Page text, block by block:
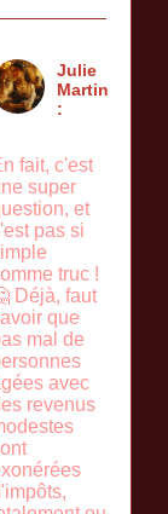
Julie
Martin
:
fait, c'est
super
et
pas si
truc !
Déjà, faut
que
mal de
avec
revenus